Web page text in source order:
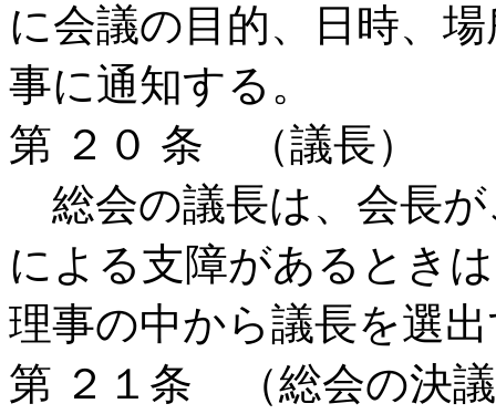
に会議の目的、日時、
事に通知する。
第 ２０ 条 （議長）
総会の議長は、会長
による支障があるとき
理事の中から議長を選
第 ２１条 （総会の決